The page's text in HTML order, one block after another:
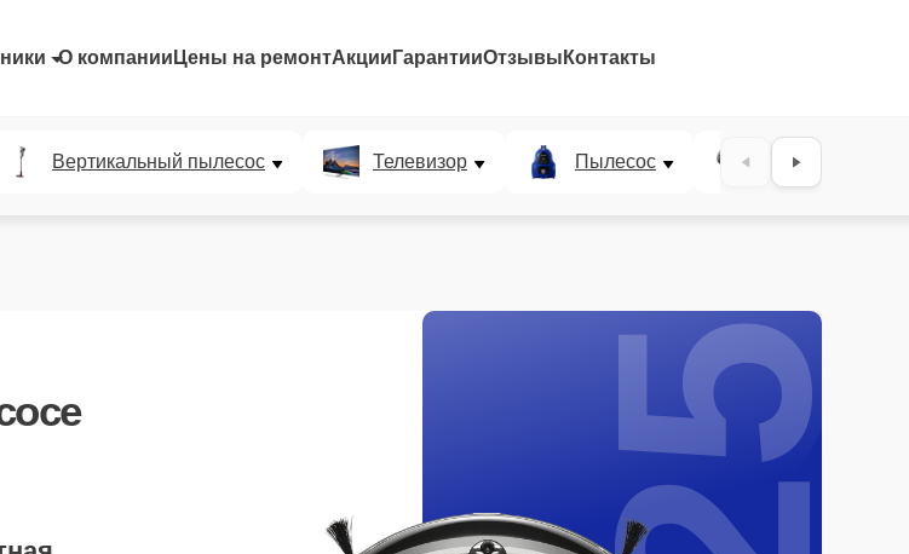
О компании Цены на ремонтАкции ГарантииОтзывы Контакты
Вертикальный пылесос Телевизор Пылесос Проектор
25%